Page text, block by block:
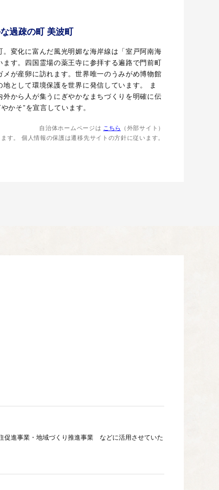
過疎の町 美波町
変化に富んだ風光明媚な海岸線は「室戸阿南海
す。四国霊場の薬王寺に参拝する遍路で門前町
が産卵に訪れます。世界唯一のうみがめ博物館
として環境保護を世界に発信しています。 ま
から人が集うにぎやかなまちづくりを明確に伝
かそ”を宣言しています。
自治体ホームページは こちら
（外部サイト）
す。 個人情報の保護は遷移先サイトの方針に従います。
促進事業・地域づくり推進事業 などに活用させていた